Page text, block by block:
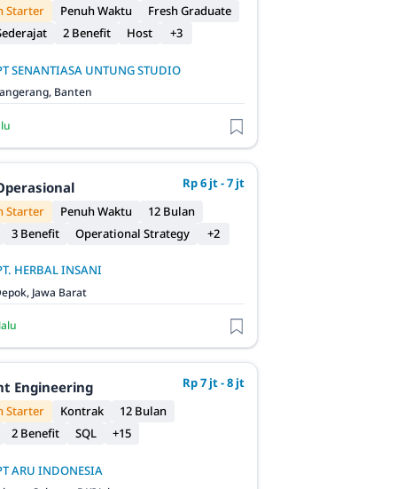
Starter
Penuh Waktu
Fresh Graduate
2 Benefit Host +3
SENANTIASA UNTUNG STUDIO
Banten
Rp 6 jt - 7 jt
Starter
Penuh Waktu
12 Bulan
3 Benefit Operational Strategy +2
HERBAL INSANI
Jawa Barat
Engineering
Rp 7 jt - 8 jt
Starter
Kontrak
12 Bulan
2 Benefit SQL +15
ARU INDONESIA